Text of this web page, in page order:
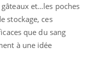
et…les poches
stockage, ces
que du sang
à une idée